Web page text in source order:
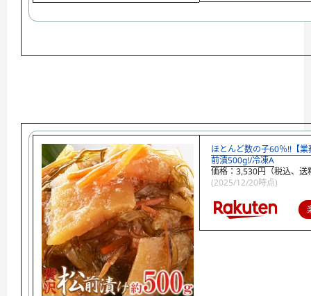
ほとんど数の子60％!!【
前漬500g!/冷凍A
価格：3,530円（税込、送
(2025/12/20時点)